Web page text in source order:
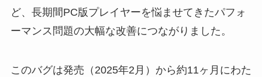
ど、長期間PC版プレイヤーを悩ませてきたパフォ
ーマンス問題の大幅な改善につながりました。
このバグは発売（2025年2月）から約11ヶ月にわた